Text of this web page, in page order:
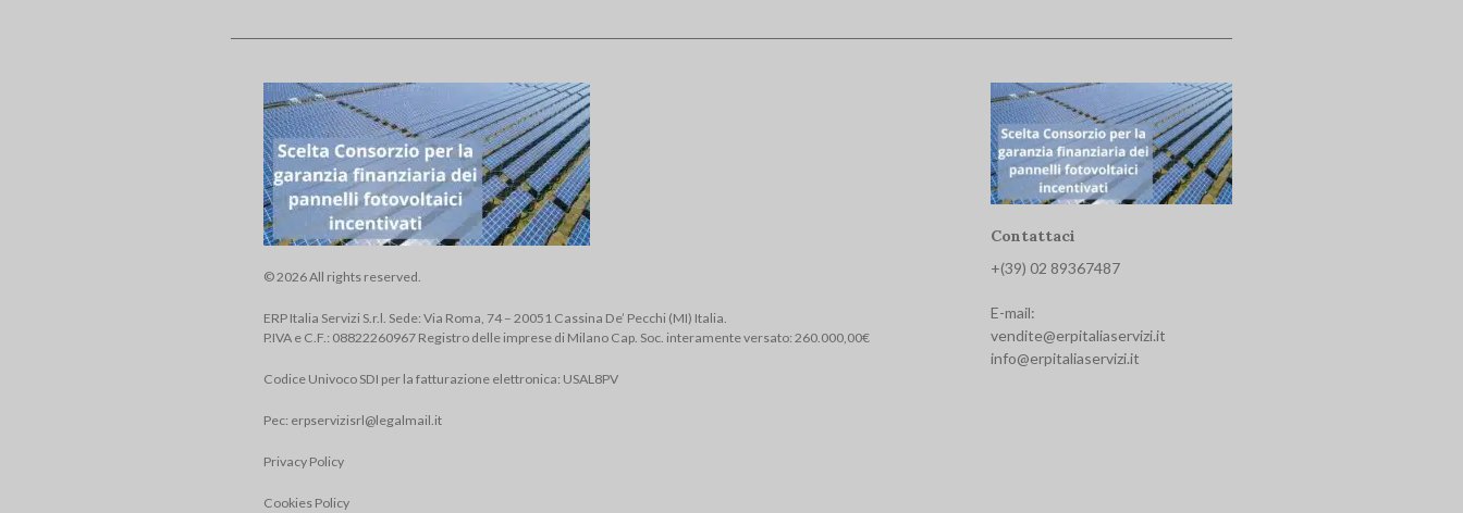
Contattaci
+(39) 02 89367487
E-mail:
vendite@erpitaliaservizi.it
info@erpitaliaservizi.it
© 2026 All rights reserved.
ERP Italia Servizi S.r.l. Sede: Via Roma, 74 – 20051 Cassina De’ Pecchi (MI) Italia.
P.IVA e C.F.: 08822260967 Registro delle imprese di Milano Cap. Soc. interamente versato: 260.000,00€
Codice Univoco SDI per la fatturazione elettronica: USAL8PV
Pec: erpservizisrl@legalmail.it
Privacy Policy
Cookies Policy